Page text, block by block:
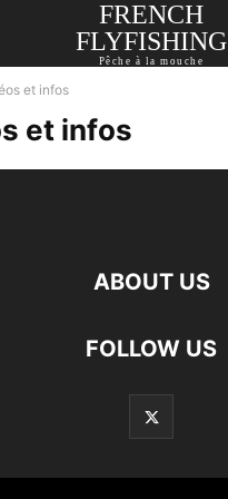
FRENCH
FLYFISHING
Pêche à la mouche
et infos
et infos
ABOUT US
FOLLOW US